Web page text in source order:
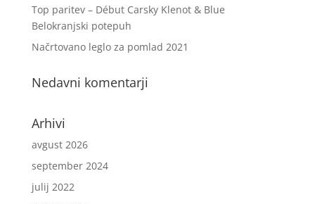
Top paritev – Début Carsky Klenot & Blue
Belokranjski potepuh
Načrtovano leglo za pomlad 2021
Nedavni komentarji
Arhivi
avgust 2026
september 2024
julij 2022